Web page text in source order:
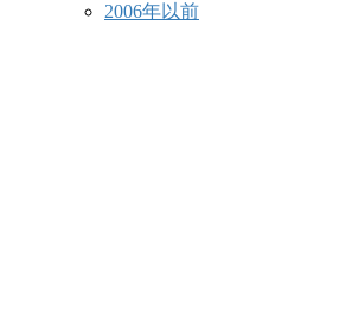
2006年以前